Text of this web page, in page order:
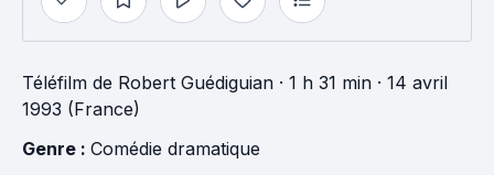
Téléfilm de Robert Guédiguian · 1 h 31 min · 14 avril
1993 (France)
Genre : Comédie dramatique